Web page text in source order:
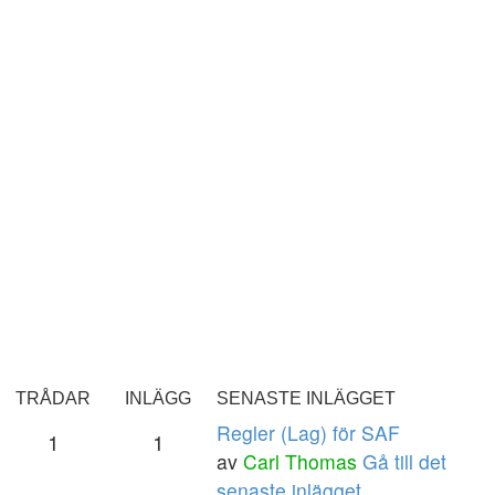
TRÅDAR INLÄGG SENASTE INLÄGGET
1 1
Regler (Lag) för SAF
av Carl Thomas Gå till det